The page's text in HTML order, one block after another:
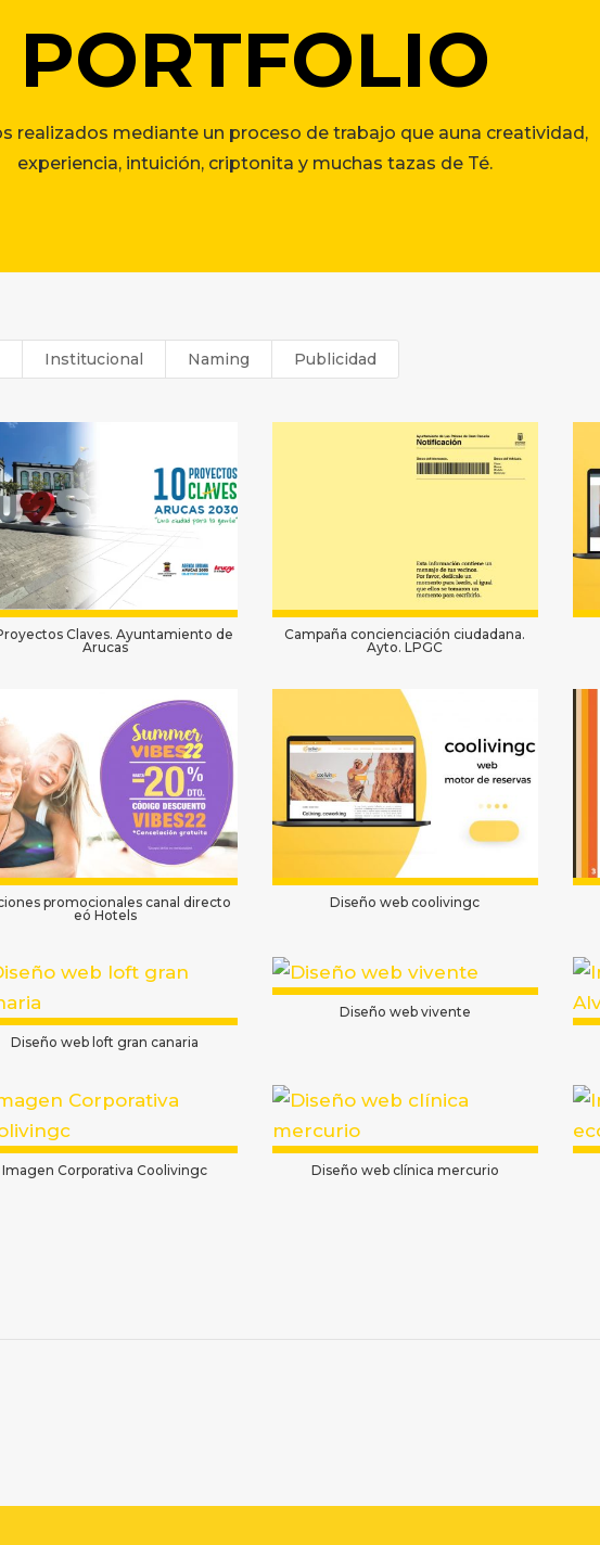
PORTFOLIO
realizados mediante un proceso de trabajo que auna creatividad,
experiencia, intuición, criptonita y muchas tazas de Té.
Institucional Naming Publicidad
Claves. Ayuntamiento de
Arucas
Campaña concienciación ciudadana.
Ayto. LPGC
promocionales canal directo
eó Hotels
Diseño web coolivingc
Diseño web loft gran canaria
Diseño web vivente
Imagen Corporativa Coolivingc
Diseño web clínica mercurio